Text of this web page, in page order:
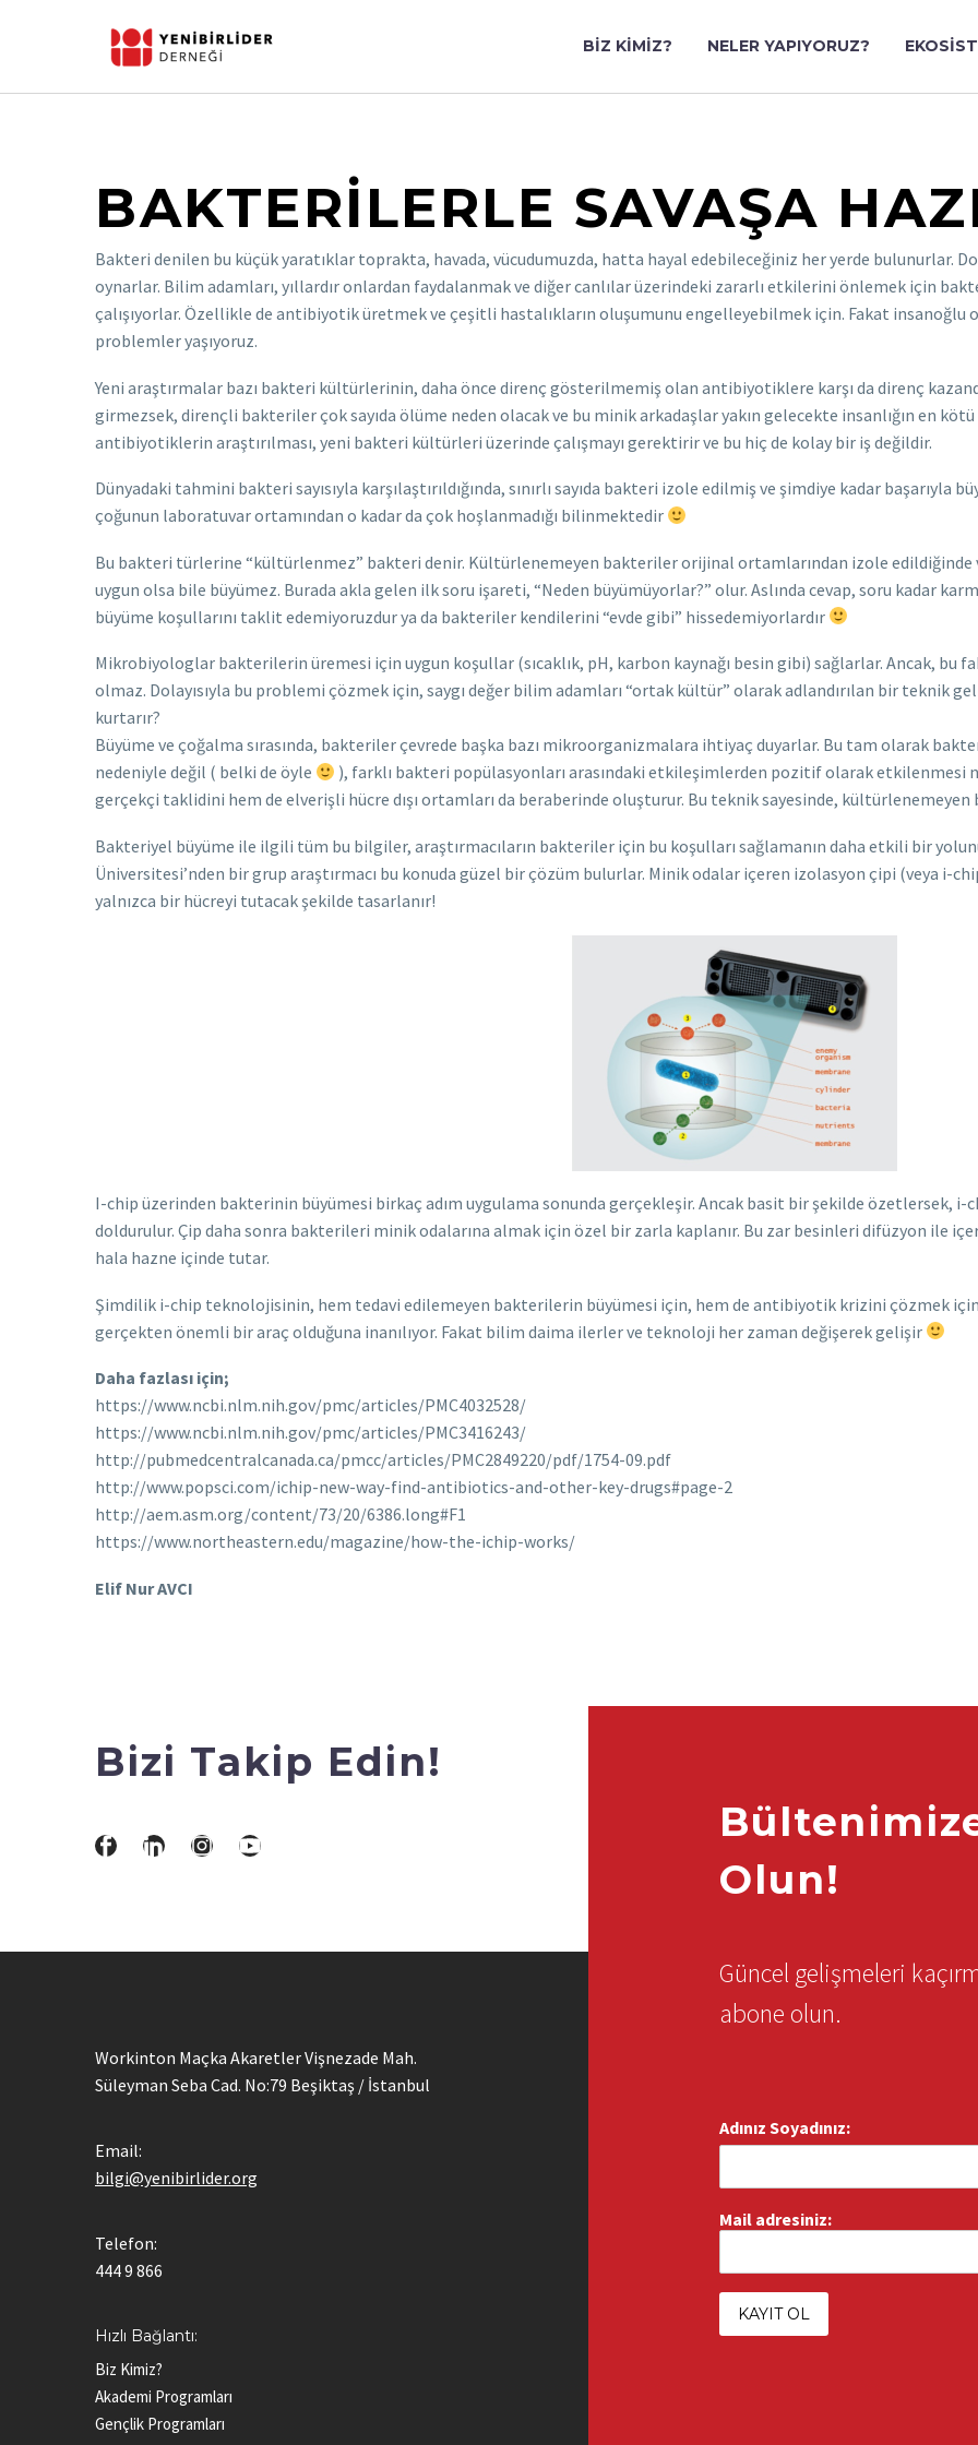
BIZ KIMIZ? NELER YAPIYORUZ?
BAKTERİLERLE SAVAŞA
Bakteri denilen bu küçük yaratıklar toprakta, havada, vücudumuzda, hatta hayal edebileceğiniz her yerde bulunurlar.
oynarlar. Bilim adamları, yıllardır onlardan faydalanmak ve diğer canlılar üzerindeki zararlı etkilerini önlemek için
çalışıyorlar. Özellikle de antibiyotik üretmek ve çeşitli hastalıkların oluşumunu engelleyebilmek için. Fakat insanoğlu
problemler yaşıyoruz.
Yeni araştırmalar bazı bakteri kültürlerinin, daha önce direnç gösterilmemiş olan antibiyotiklere karşı da direnç
girmezsek, dirençli bakteriler çok sayıda ölüme neden olacak ve bu minik arkadaşlar yakın gelecekte insanlığın en
antibiyotiklerin araştırılması, yeni bakteri kültürleri üzerinde çalışmayı gerektirir ve bu hiç de kolay bir iş değildir.
Dünyadaki tahmini bakteri sayısıyla karşılaştırıldığında, sınırlı sayıda bakteri izole edilmiş ve şimdiye kadar
çoğunun laboratuvar ortamından o kadar da çok hoşlanmadığı bilinmektedir
Bu bakteri türlerine “kültürlenmez” bakteri denir. Kültürlenemeyen bakteriler orijinal ortamlarından izole edildiğinde
uygun olsa bile büyümez. Burada akla gelen ilk soru işareti, “Neden büyümüyorlar?” olur. Aslında cevap, soru kadar
büyüme koşullarını taklit edemiyoruzdur ya da bakteriler kendilerini “evde gibi” hissedemiyorlardır
Mikrobiyologlar bakterilerin üremesi için uygun koşullar (sıcaklık, pH, karbon kaynağı besin gibi) sağlarlar. Ancak, bu
olmaz. Dolayısıyla bu problemi çözmek için, saygı değer bilim adamları “ortak kültür” olarak adlandırılan bir teknik
kurtarır?
Büyüme ve çoğalma sırasında, bakteriler çevrede başka bazı mikroorganizmalara ihtiyaç duyarlar. Bu tam olarak
nedeniyle değil ( belki de öyle
), farklı bakteri popülasyonları arasındaki etkileşimlerden pozitif olarak etkilenmesi
gerçekçi taklidini hem de elverişli hücre dışı ortamları da beraberinde oluşturur. Bu teknik sayesinde,
Bakteriyel büyüme ile ilgili tüm bu bilgiler, araştırmacıların bakteriler için bu koşulları sağlamanın daha etkili bir
Üniversitesi’nden bir grup araştırmacı bu konuda güzel bir çözüm bulurlar. Minik odalar içeren izolasyon çipi (veya i-
yalnızca bir hücreyi tutacak şekilde tasarlanır!
I-chip üzerinden bakterinin büyümesi birkaç adım uygulama sonunda gerçekleşir. Ancak basit bir şekilde özetlersek,
doldurulur. Çip daha sonra bakterileri minik odalarına almak için özel bir zarla kaplanır. Bu zar besinleri difüzyon ile
hala hazne içinde tutar.
Şimdilik i-chip teknolojisinin, hem tedavi edilemeyen bakterilerin büyümesi için, hem de antibiyotik krizini çözmek
gerçekten önemli bir araç olduğuna inanılıyor. Fakat bilim daima ilerler ve teknoloji her zaman değişerek gelişir
Daha fazlası için;
https://www.ncbi.nlm.nih.gov/pmc/articles/PMC4032528/
https://www.ncbi.nlm.nih.gov/pmc/articles/PMC3416243/
http://pubmedcentralcanada.ca/pmcc/articles/PMC2849220/pdf/1754-09.pdf
http://www.popsci.com/ichip-new-way-find-antibiotics-and-other-key-drugs#page-2
http://aem.asm.org/content/73/20/6386.long#F1
https://www.northeastern.edu/magazine/how-the-ichip-works/
Elif Nur AVCI
Bizi Takip Edin!
Workinton Maçka Akaretler Vişnezade Mah.
Süleyman Seba Cad. No:79 Beşiktaş / İstanbul
Email:
bilgi@yenibirlider.org
Telefon:
444 9 866
Hızlı Bağlantı:
Biz Kimiz?
Akademi Programları
Gençlik Programları
Olun!
Güncel gelişmeleri
abone olun.
Adınız Soyadınız:
Mail adresiniz: